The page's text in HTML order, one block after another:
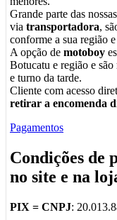
Grande parte das
via transportadora,
conforme a sua região
A opção de motoboy
Botucatu e região e
e turno da tarde.
Cliente com acesso
retirar a encomenda
Pagamentos
Condições de
no site e na
PIX = CNPJ: